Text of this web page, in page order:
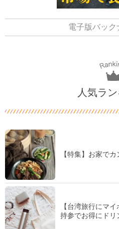
電子版バック
人気ラ
【特集】お家で
【台湾旅行にマ
持参でお得にドリ